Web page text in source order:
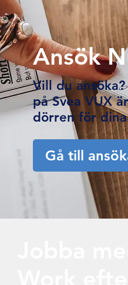
Ansök
Vill du
på Svea VUX
dörren för
Gå till